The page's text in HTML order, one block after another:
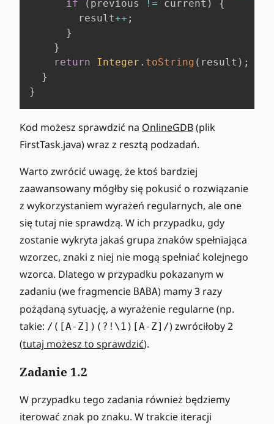
if
( previous != current )
{
        result
++ ;
}
}
return
Integer . toString ( result ) ;
}
}
Kod możesz sprawdzić na OnlineGDB(plik
FirstTask.java) wraz z resztą podzadań.
Warto zwrócić uwagę, że ktoś bardziej
zaawansowany mógłby się pokusić o rozwiązanie
z wykorzystaniem wyrażeń regularnych, ale one
się tutaj nie sprawdzą. W ich przypadku, gdy
zostanie wykryta jakaś grupa znaków spełniająca
wzorzec, znaki z niej nie mogą spełniać kolejnego
wzorca. Dlatego w przypadku pokazanym w
zadaniu (we fragmencie BABA) mamy 3 razy
pożądaną sytuację, a wyrażenie regularne (np.
takie: /([A-Z])(?!\1)[A-Z]/) zwróciłoby 2
(tutaj możesz to sprawdzić).
Zadanie 1.2
W przypadku tego zadania również będziemy
iterować znak po znaku. W trakcie iteracji